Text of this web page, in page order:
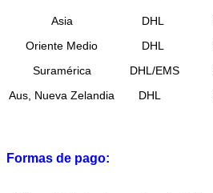
Asia DHL
Oriente Medio
DHL
Suramérica
DHL/EMS
Aus, Nueva Zelandia
DHL
Formas de pago: